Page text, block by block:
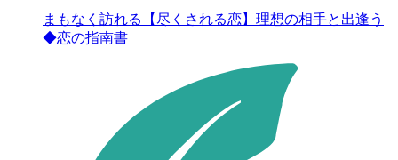
まもなく訪れる【尽くされる恋】理想の相手と出逢う
◆恋の指南書